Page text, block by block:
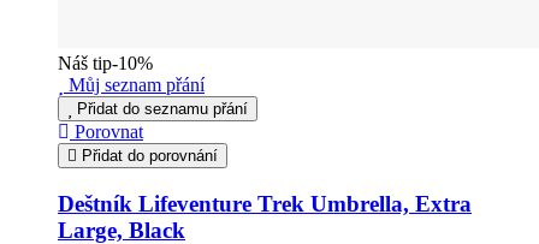
Náš tip-10%
Můj seznam přání
Přidat do seznamu přání
Porovnat
Přidat do porovnání
Deštník Lifeventure Trek Umbrella, Extra
Large, Black